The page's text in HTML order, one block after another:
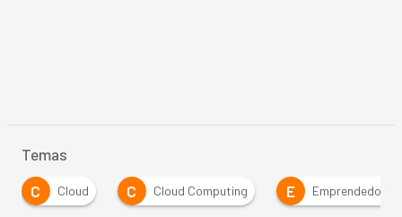
Temas
C
Cloud C Cloud Computing E Emprendedores